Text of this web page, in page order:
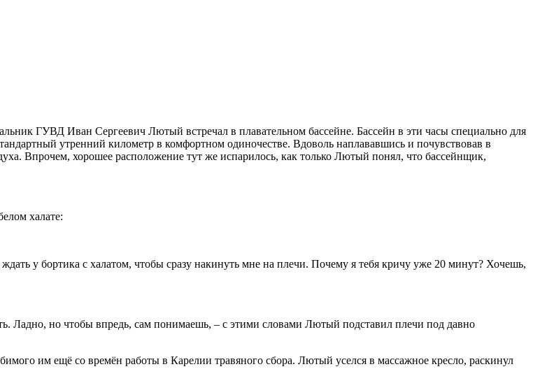
ГУВД Иван Сергеевич Лютый встречал в плавательном бассейне. Бассейн в эти часы специально для
утренний километр в комфортном одиночестве. Вдоволь наплававшись и почувствовав в
Впрочем, хорошее расположение тут же испарилось, как только Лютый понял, что бассейнщик,
халате:
у бортика с халатом, чтобы сразу накинуть мне на плечи. Почему я тебя кричу уже 20 минут? Хочешь,
Ладно, но чтобы впредь, сам понимаешь, – с этими словами Лютый подставил плечи под давно
им ещё со времён работы в Карелии травяного сбора. Лютый уселся в массажное кресло, раскинул